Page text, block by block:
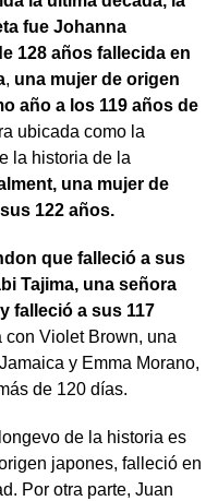
fue Johanna
128 años fallecida en
, una mujer de origen
año a los 119 años de
ubicada como la
la historia de la
una mujer de
122 años.
que falleció a sus
Tajima, una señora
falleció a sus 117
con Violet Brown, una
y Emma Morano,
de 120 días.
de la historia es
japones, falleció en
Por otra parte, Juan